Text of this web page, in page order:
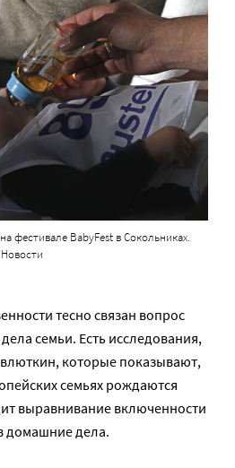
фестивале BabyFest в Сокольниках.
тесно связан вопрос
семьи. Есть исследования,
которые показывают,
семьях рождаются
выравнивание включенности
дела.